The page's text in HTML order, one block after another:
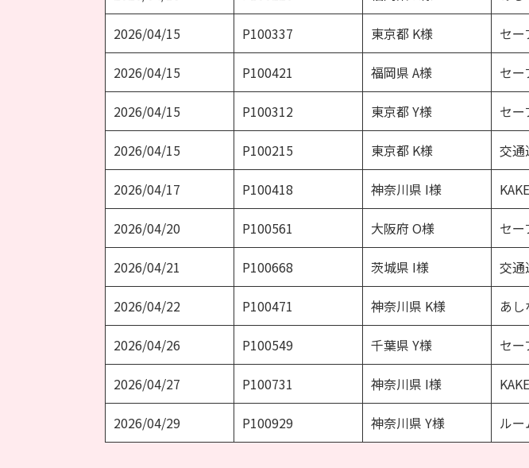
2026/04/15 P100337 東京都 K様 セ
2026/04/15 P100421 福岡県 A様 セ
2026/04/15 P100312 東京都 Y様 セ
2026/04/15 P100215 東京都 K様 交通
2026/04/17 P100418 神奈川県 I様
2026/04/20 P100561 大阪府 O様 セ
2026/04/21 P100668 茨城県 I様 交通
2026/04/22 P100471 神奈川県 K様 あ
2026/04/26 P100549 千葉県 Y様 セ
2026/04/27 P100731 神奈川県 I様
2026/04/29 P100929 神奈川県 Y様 ル